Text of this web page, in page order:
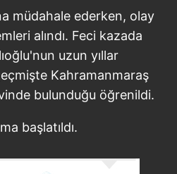
müdahale ederken, olay
alındı. Feci kazada
uzun yıllar
Kahramanmaraş
bulunduğu öğrenildi.
başlatıldı.